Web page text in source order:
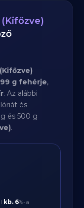
g fehérje,
. Az alábbi
és
és 500 g
.
kb. 6%-a